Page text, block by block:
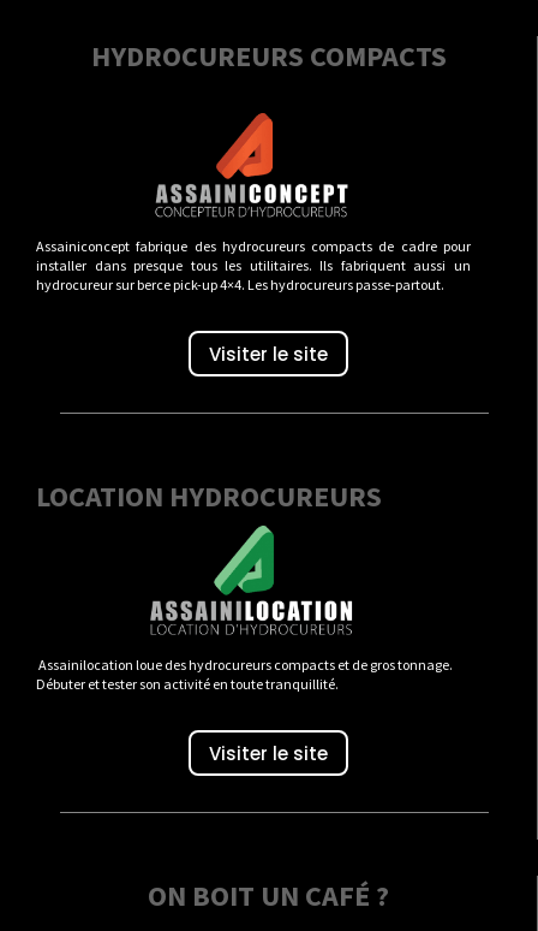
HYDROCUREURS COMPACTS
Assainiconcept fabrique des hydrocureurs compacts de cadre pour
installer dans presque tous les utilitaires. Ils fabriquent aussi un
hydrocureur sur berce pick-up 4×4. Les hydrocureurs passe-partout.
Visiter le site
LOCATION HYDROCUREURS
Assainilocation loue des hydrocureurs compacts et de gros tonnage.
Débuter et tester son activité en toute tranquillité.
Visiter le site
ON BOIT UN CAFÉ ?